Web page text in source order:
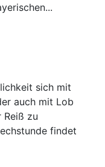
sich mit
auch mit Lob
zu
findet